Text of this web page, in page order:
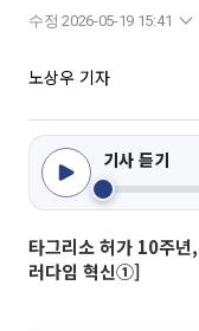
수정 2026-05-19 15:41
노상우 기자
기사 듣기
타그리소 허가 10주년
러다임 혁신①]